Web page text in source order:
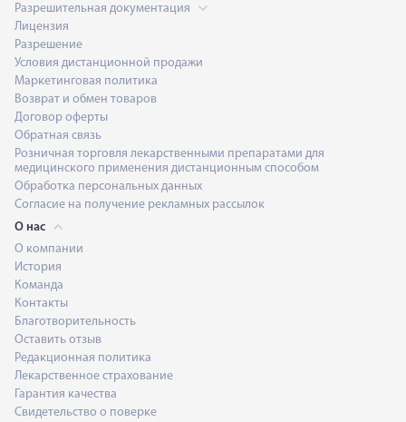
Разрешительная документация
Лицензия
Разрешение
Условия дистанционной продажи
Маркетинговая политика
Возврат и обмен товаров
Договор оферты
Обратная связь
Розничная торговля лекарственными препаратами для
медицинского применения дистанционным способом
Обработка персональных данных
Согласие на получение рекламных рассылок
О нас
О компании
История
Команда
Контакты
Благотворительность
Оставить отзыв
Редакционная политика
Лекарственное страхование
Гарантия качества
Свидетельство о поверке